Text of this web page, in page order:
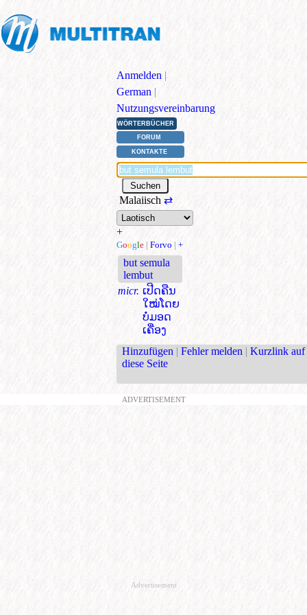
Anmelden |
German |
Nutzungsvereinbarung
WÖRTERBÜCHER
FORUM
KONTAKTE
Malaiisch ⇄
+
Google | Forvo | +
but semula
lembut
micr. ເປີດຄືນ
ໃໝ່ໂດຍ
ບໍ່ມອດ
ເຄື່ອງ
Hinzufügen | Fehler melden | Kurzlink auf
diese Seite
ADVERTISEMENT
Advertisement